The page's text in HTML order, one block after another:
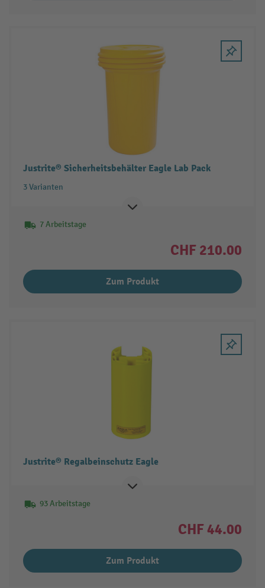
Justrite® Sicherheitsbehälter Eagle Lab Pack
3 Varianten
7 Arbeitstage
CHF 210.00
Zum Produkt
Justrite® Regalbeinschutz Eagle
93 Arbeitstage
CHF 44.00
Zum Produkt